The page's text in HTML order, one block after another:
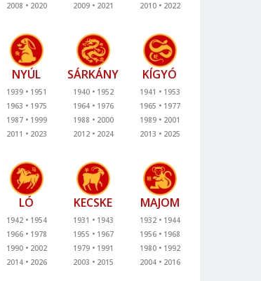
2008
2020
2009
2021
2010
2022
NYÚL
1939
1951
1963
1975
1987
1999
2011
2023
SÁRKÁNY
1940
1952
1964
1976
1988
2000
2012
2024
KÍGYÓ
1941
1953
1965
1977
1989
2001
2013
2025
LÓ
1942
1954
1966
1978
1990
2002
2014
2026
KECSKE
1931
1943
1955
1967
1979
1991
2003
2015
MAJOM
1932
1944
1956
1968
1980
1992
2004
2016